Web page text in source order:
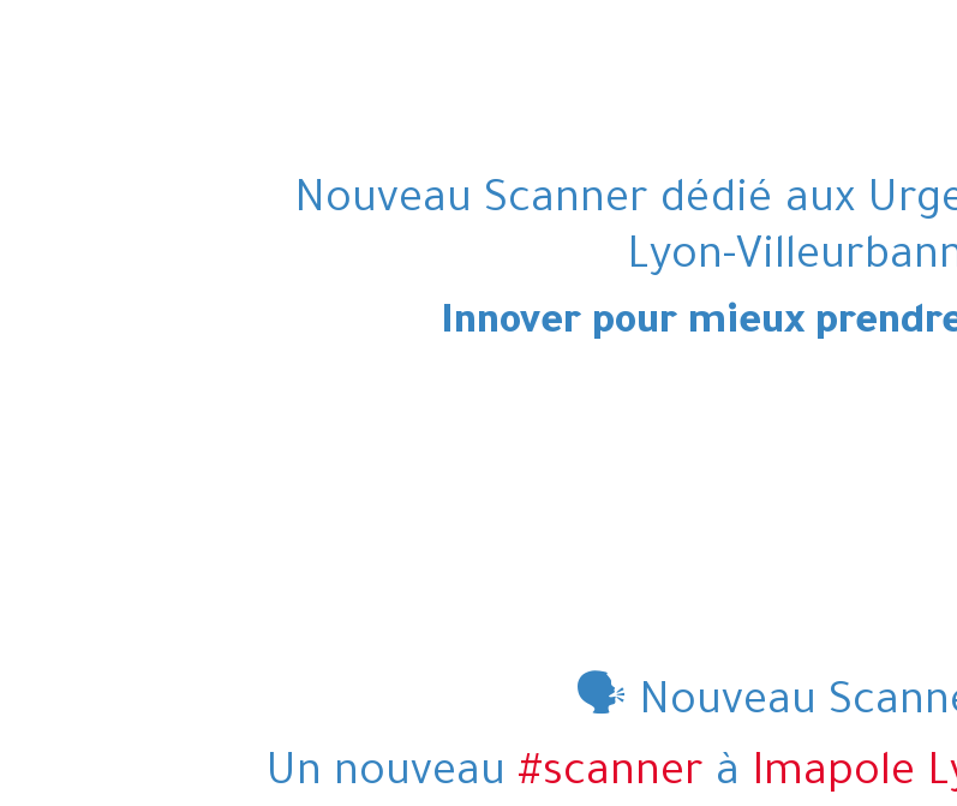
Nouveau Scanner dédié aux
Lyon-
Innover pour mieux
🗣️ Nouveau
Un nouveau #scanner à Imapole